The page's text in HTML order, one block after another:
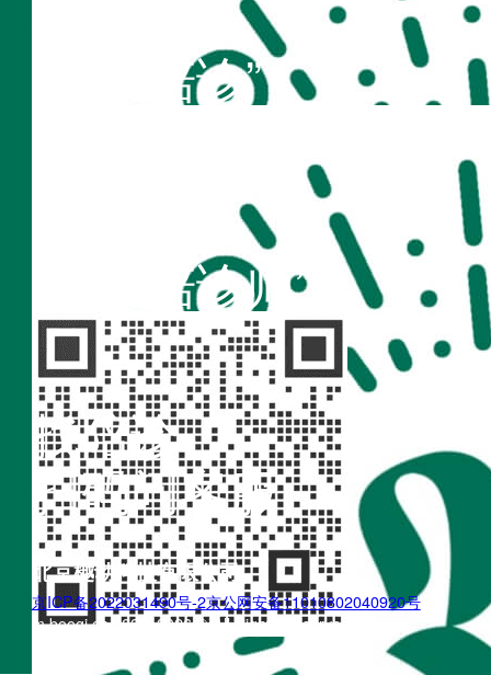
“不疾陪诊”
“不疾陪诊师”
找陪诊
扫码问客服
北京樾动科技有限公司
京ICP备2022031490号-2京公网安备11010802040920号
m.boogi.cn 2022~2026 © All Rights Reserved